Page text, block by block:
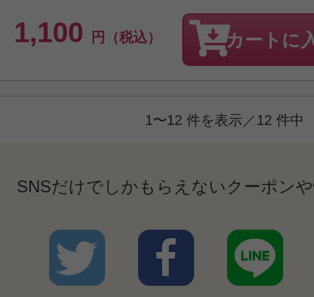
1,100 円（税込） カートに
1〜12 件を表示／12 件中
SNSだけでしかもらえないクーポン